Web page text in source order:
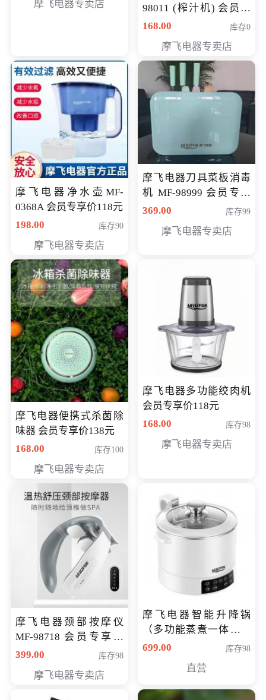
摩飞电器专卖店
98011 (榨汁机) 会员专
享价138元
168.00 库存0
摩飞电器专卖店
摩飞电器净水壶MF-
0368A 会员专享价118元
198.00
库存90
摩飞电器专卖店
摩飞电器刀具菜板消毒
机 MF-98999 会员专享
价286元
369.00 库存99
摩飞电器专卖店
摩飞电器便携式杀菌除
味器 会员专享价138元
168.00
库存100
摩飞电器专卖店
摩飞电器多功能绞肉机
会员专享价118元
168.00
库存98
摩飞电器专卖店
摩飞电器颈部按摩仪
MF-98718 会员专享价
299元
399.00 库存98
摩飞电器专卖店
摩飞电器智能升降锅
（多功能蒸煮一体锅）
（智能升降养生锅） 会
699.00 库存98
直营